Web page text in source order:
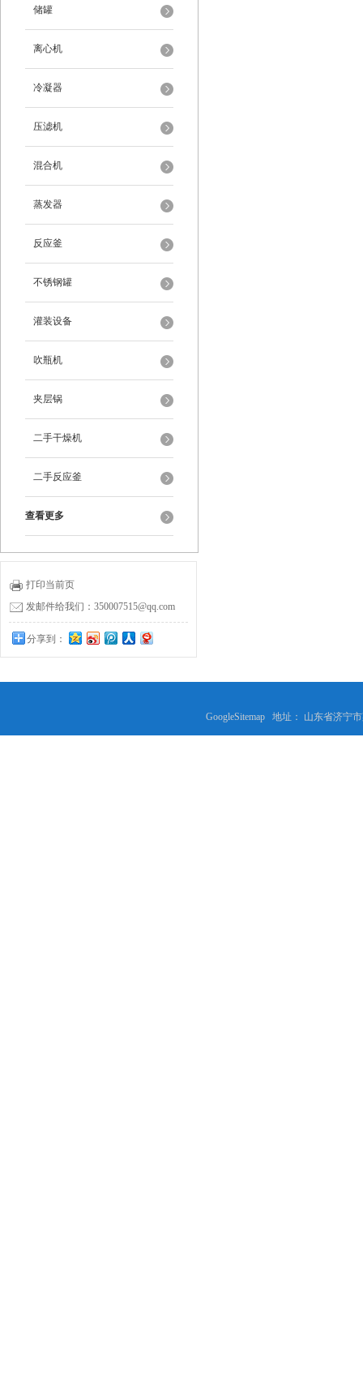
储罐
离心机
冷凝器
压滤机
混合机
蒸发器
反应釜
不锈钢罐
灌装设备
吹瓶机
夹层锅
二手干燥机
二手反应釜
查看更多
打印当前页
发邮件给我们：350007515@qq.com
分享到：
GoogleSitemap 地址： 山东省济宁